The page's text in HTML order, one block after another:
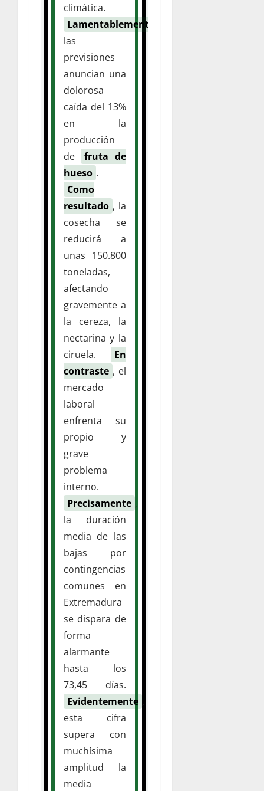
climática.
Lamentablemente
las
previsiones
anuncian una
dolorosa
caída del 13%
en la
producción
de
fruta de
hueso .
Como
resultado , la
cosecha se
reducirá a
unas 150.800
toneladas,
afectando
gravemente a
la cereza, la
nectarina y la
ciruela.
En
contraste , el
mercado
laboral
enfrenta su
propio y
grave
problema
interno.
Precisamente ,
la duración
media de las
bajas por
contingencias
comunes en
Extremadura
se dispara de
forma
alarmante
hasta los
73,45 días.
Evidentemente ,
esta cifra
supera con
muchísima
amplitud la
media